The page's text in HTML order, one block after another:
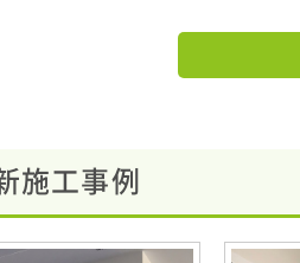
施工事例